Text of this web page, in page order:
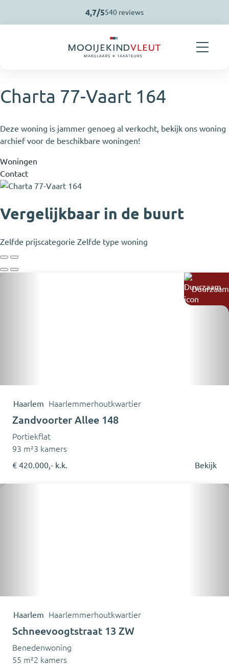
4,7/5540 reviews
Charta 77-Vaart 164
Deze woning is jammer genoeg al verkocht, bekijk ons woning
archief voor de beschikbare woningen!
Woningen
Contact
Vergelijkbaar in de buurt
Zelfde prijscategorie Zelfde type woning
Duurzaam
Haarlem Haarlemmerhoutkwartier
Zandvoorter Allee 148
Portiekflat
93 m²3 kamers
€ 420.000,- k.k.
Bekijk
Haarlem Haarlemmerhoutkwartier
Schneevoogtstraat 13 ZW
Benedenwoning
55 m²2 kamers